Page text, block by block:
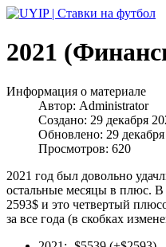
2021
Информация о материале
Автор: Administrator
Создано: 29 декабря
Обновлено: 29 декабря
Просмотров: 620
2021 год был довольно
остальные месяцы в плюс. В
2593$ и это четвертый
за все года (в скобках